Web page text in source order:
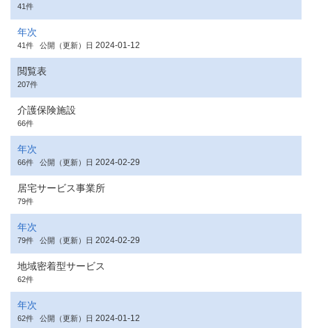
41件
年次
41件 公開（更新）日 2024-01-12
閲覧表
207件
介護保険施設
66件
年次
66件 公開（更新）日 2024-02-29
居宅サービス事業所
79件
年次
79件 公開（更新）日 2024-02-29
地域密着型サービス
62件
年次
62件 公開（更新）日 2024-01-12